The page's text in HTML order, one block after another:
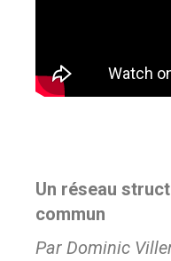
Un réseau
commun
Par Dominic